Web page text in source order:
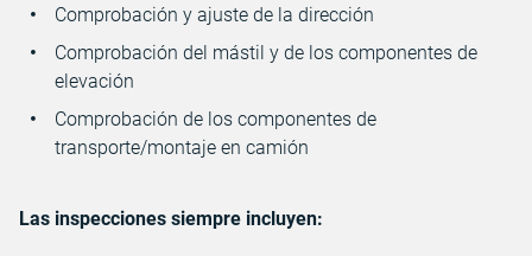
Comprobación y ajuste de la dirección
Comprobación del mástil y de los componentes de
elevación
Comprobación de los componentes de
transporte/montaje en camión
Las inspecciones siempre incluyen: